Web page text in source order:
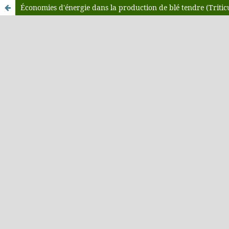
Économies d'énergie dans la production de blé tendre